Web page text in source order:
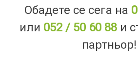
Обадете се сега на
или 052 / 50 60 88 и
партньор!